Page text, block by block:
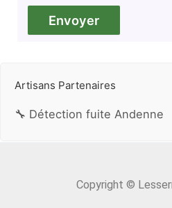
Artisans Partenaires
🔧 Détection fuite Andenne
Copyright ©